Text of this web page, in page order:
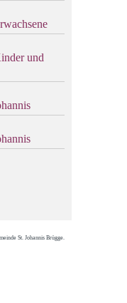
und
St. Johannis Brügge.